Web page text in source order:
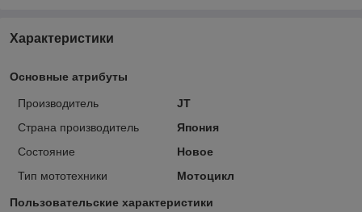
Характеристики
Основные атрибуты
Производитель
JT
Страна производитель
Япония
Состояние
Новое
Тип мототехники
Мотоцикл
Пользовательские характеристики